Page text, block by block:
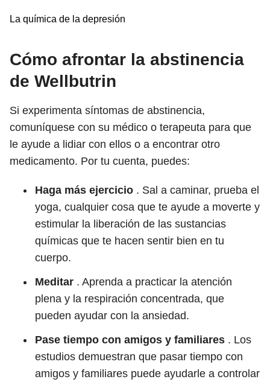
La química de la depresión
Cómo afrontar la abstinencia
de Wellbutrin
Si experimenta síntomas de abstinencia,
comuníquese con su médico o terapeuta para que
le ayude a lidiar con ellos o a encontrar otro
medicamento. Por tu cuenta, puedes:
Haga más ejercicio . Sal a caminar, prueba el
yoga, cualquier cosa que te ayude a moverte y
estimular la liberación de las sustancias
químicas que te hacen sentir bien en tu
cuerpo.
Meditar . Aprenda a practicar la atención
plena y la respiración concentrada, que
pueden ayudar con la ansiedad.
Pase tiempo con amigos y familiares . Los
estudios demuestran que pasar tiempo con
amigos y familiares puede ayudarle a controlar